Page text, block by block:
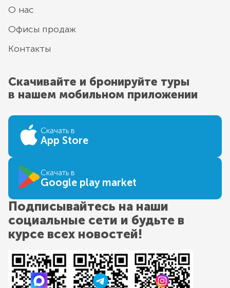
О нас
Офисы продаж
Контакты
Скачивайте и бронируйте туры
в нашем мобильном приложении
Скачать в
App Store
Скачать в
Google play market
Подписывайтесь на наши
социальные сети и будьте в
курсе всех новостей!